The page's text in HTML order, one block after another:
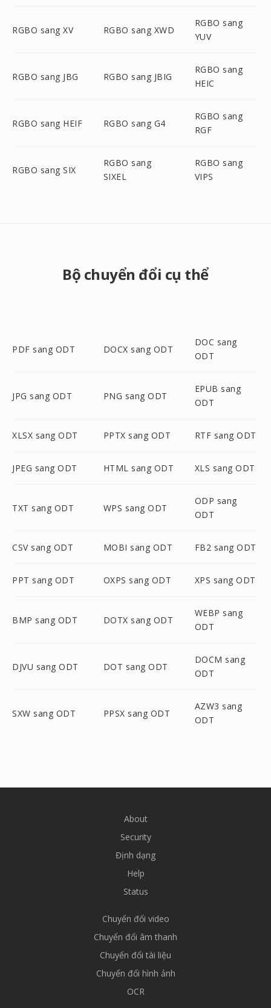
RGBO sang XV RGBO sang XWD
RGBO sang
YUV
RGBO sang JBG RGBO sang JBIG
RGBO sang
HEIC
RGBO sang HEIF RGBO sang G4
RGBO sang
RGF
RGBO sang SIX
RGBO sang
SIXEL
RGBO sang
VIPS
Bộ chuyển đổi cụ thể
PDF sang ODT DOCX sang ODT
DOC sang
ODT
JPG sang ODT PNG sang ODT
EPUB sang
ODT
XLSX sang ODT PPTX sang ODT RTF sang ODT
JPEG sang ODT HTML sang ODT XLS sang ODT
TXT sang ODT WPS sang ODT
ODP sang
ODT
CSV sang ODT MOBI sang ODT FB2 sang ODT
PPT sang ODT OXPS sang ODT XPS sang ODT
BMP sang ODT DOTX sang ODT
WEBP sang
ODT
DJVU sang ODT DOT sang ODT
DOCM sang
ODT
SXW sang ODT PPSX sang ODT
AZW3 sang
ODT
About
Security
Định dạng
Help
Status
Chuyển đổi video
Chuyển đổi âm thanh
Chuyển đổi tài liệu
Chuyển đổi hình ảnh
OCR